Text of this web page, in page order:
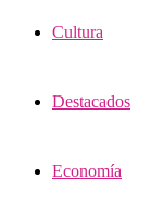
Cultura
Destacados
Economía